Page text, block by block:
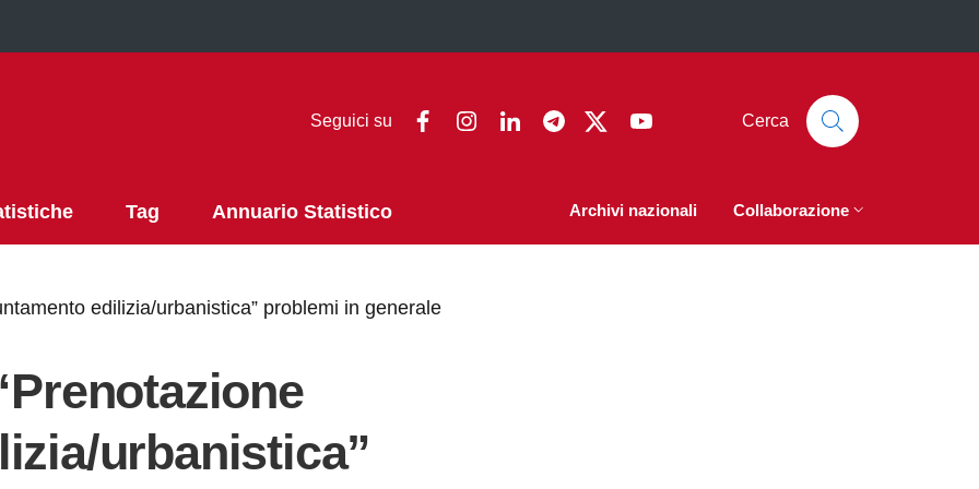
Seguici su FacebookInstagramLinkedinTelegram
Twitter Cerca
Tag Annuario Statistico Archivi nazionali Collaborazione
edilizia/urbanistica” problemi in generale
urbanistica”